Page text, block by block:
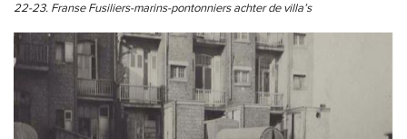
22-23. Franse Fusiliers-marins-pontonniers achter de villa’s